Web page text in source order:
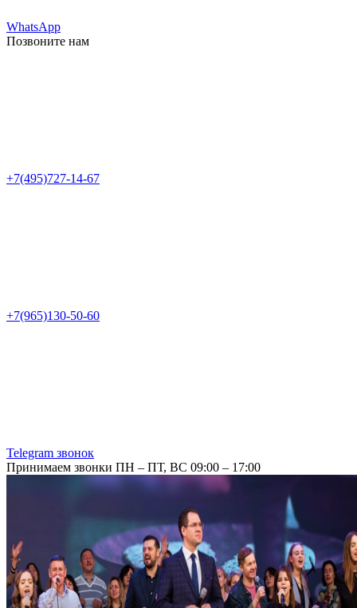
WhatsApp
Позвоните нам
+7(495)727-14-67
+7(965)130-50-60
Telegram звонок
Принимаем звонки ПН – ПТ, ВС 09:00 – 17:00